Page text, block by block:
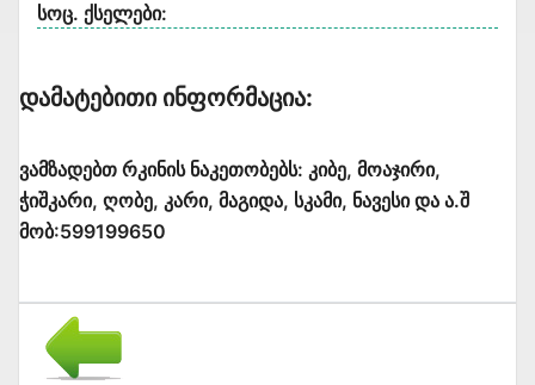
სოც. ქსელები:
Დამატებითი Ინფორმაცია:
ვამზადებთ რკინის ნაკეთობებს: კიბე, მოაჯირი,
ჭიშკარი, ღობე, კარი, მაგიდა, სკამი, ნავესი და ა.შ
მობ:599199650